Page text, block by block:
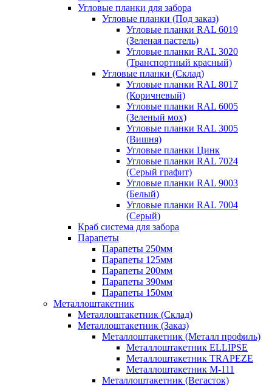
Угловые планки для забора
Угловые планки (Под заказ)
Угловые планки RAL 6019
(Зеленая пастель)
Угловые планки RAL 3020
(Транспортный красный)
Угловые планки (Склад)
Угловые планки RAL 8017
(Коричневый)
Угловые планки RAL 6005
(Зеленый мох)
Угловые планки RAL 3005
(Вишня)
Угловые планки Цинк
Угловые планки RAL 7024
(Серый графит)
Угловые планки RAL 9003
(Белый)
Угловые планки RAL 7004
(Серый)
Краб система для забора
Парапеты
Парапеты 250мм
Парапеты 125мм
Парапеты 200мм
Парапеты 390мм
Парапеты 150мм
Металлоштакетник
Металлоштакетник (Склад)
Металлоштакетник (Заказ)
Металлоштакетник (Металл профиль)
Металлоштакетник ELLIPSE
Металлоштакетник TRAPEZE
Металлоштакетник М-111
Металлоштакетник (Вегасток)